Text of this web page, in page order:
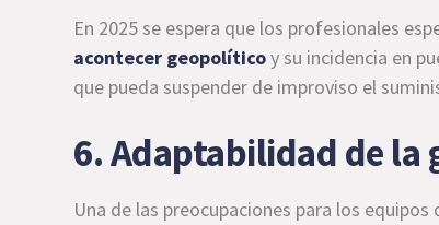
En 2025 se espera que los profesionales
acontecer geopolíticoy su incidencia en
que pueda suspender de improviso el
6. Adaptabilidad de la
Una de las preocupaciones para los